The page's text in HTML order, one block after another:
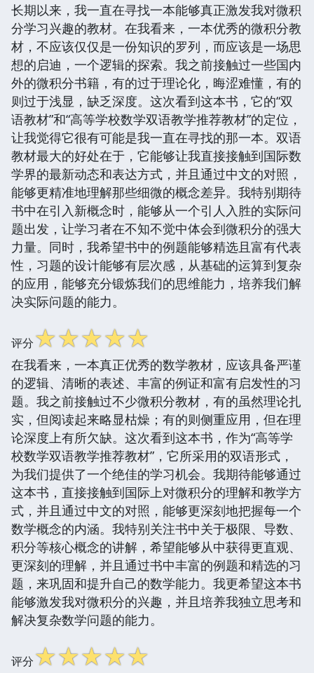
长期以来，我一直在寻找一本能够真正激发我对微积
分学习兴趣的教材。在我看来，一本优秀的微积分教
材，不应该仅仅是一份知识的罗列，而应该是一场思
想的启迪，一个逻辑的探索。我之前接触过一些国内
外的微积分书籍，有的过于理论化，晦涩难懂，有的
则过于浅显，缺乏深度。这次看到这本书，它的“双
语教材”和“高等学校数学双语教学推荐教材”的定位，
让我觉得它很有可能是我一直在寻找的那一本。双语
教材最大的好处在于，它能够让我直接接触到国际数
学界的最新动态和表达方式，并且通过中文的对照，
能够更精准地理解那些细微的概念差异。我特别期待
书中在引入新概念时，能够从一个引人入胜的实际问
题出发，让学习者在不知不觉中体会到微积分的强大
力量。同时，我希望书中的例题能够精选且富有代表
性，习题的设计能够有层次感，从基础的运算到复杂
的应用，能够充分锻炼我们的思维能力，培养我们解
决实际问题的能力。
评分☆☆☆☆☆
在我看来，一本真正优秀的数学教材，应该具备严谨
的逻辑、清晰的表述、丰富的例证和富有启发性的习
题。我之前接触过不少微积分教材，有的虽然理论扎
实，但阅读起来略显枯燥；有的则侧重应用，但在理
论深度上有所欠缺。这次看到这本书，作为“高等学
校数学双语教学推荐教材”，它所采用的双语形式，
为我们提供了一个绝佳的学习机会。我期待能够通过
这本书，直接接触到国际上对微积分的理解和教学方
式，并且通过中文的对照，能够更深刻地把握每一个
数学概念的内涵。我特别关注书中关于极限、导数、
积分等核心概念的讲解，希望能够从中获得更直观、
更深刻的理解，并且通过书中丰富的例题和精选的习
题，来巩固和提升自己的数学能力。我更希望这本书
能够激发我对微积分的兴趣，并且培养我独立思考和
解决复杂数学问题的能力。
评分☆☆☆☆☆